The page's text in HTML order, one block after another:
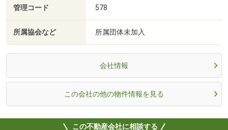
管理コード 578
所属協会など 所属団体未加入
会社情報
この会社の他の物件情報を見る
この不動産会社に相談する